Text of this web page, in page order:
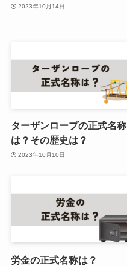
2023年10月14日
ターザンロープの正式名称
は？その歴史は？
2023年10月10日
労金の正式名称は？